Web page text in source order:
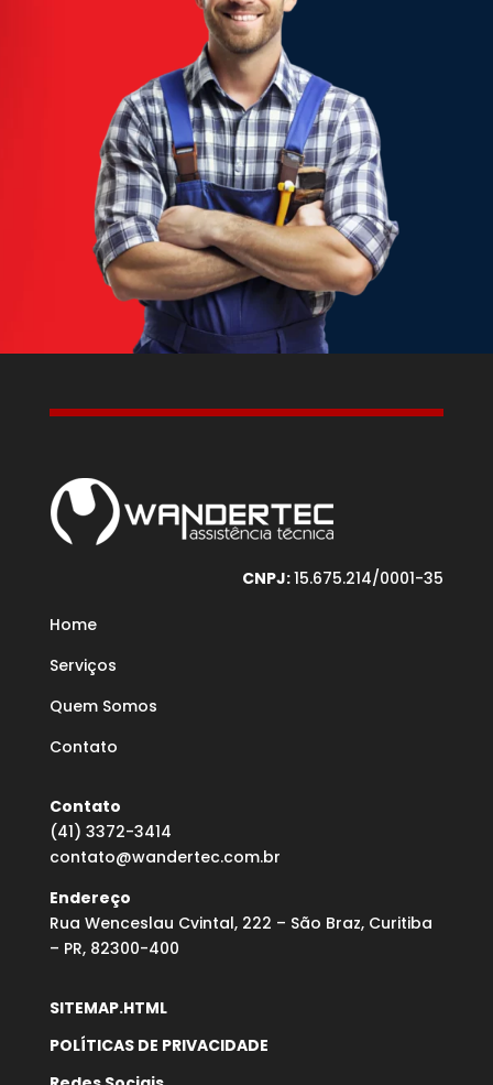
CNPJ:15.675.214/0001-35
Home
Serviços
Quem Somos
Contato
Contato
(41) 3372-3414
contato@wandertec.com.br
Endereço
Rua Wenceslau Cvintal, 222 – São Braz, Curitiba
– PR, 82300-400
SITEMAP.HTML
POLÍTICAS DE PRIVACIDADE